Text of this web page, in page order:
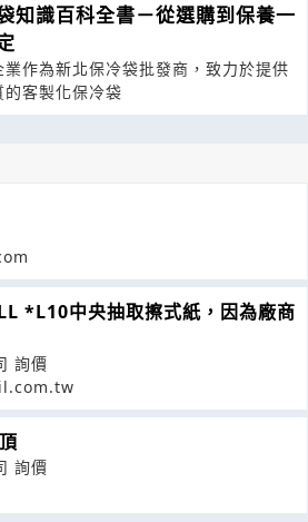
知識百科全書－從選購到保養一
業作為新北保冷袋批發商，致力於提供
的客製化保冷袋
*L10中央抽取擦式紙，因為廠商
詢價
詢價